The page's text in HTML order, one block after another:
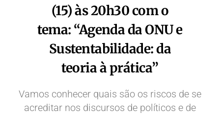
(15) às 20h30 com o
tema: “Agenda da ONU e
Sustentabilidade: da
teoria à prática”
Vamos conhecer quais são os riscos de se
acreditar nos discursos de políticos e de